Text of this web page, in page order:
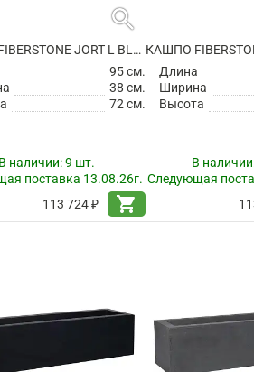
search
КАШПО FIBERSTONE JORT L BLACK
95 см.
38 см.
72 см.
наличии:9 шт.
поставка 13.08.26г.
113 724 ₽
shopping_cart
Длина
Ширина
Высота
В
Следующая